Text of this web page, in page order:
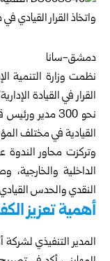
دمشق-سانا
نظمت وزارة التنمية
القرار في القيادة
نحو 300 مدير
القيادية في مختلف
وتركزت محاور الندوة
الداخلية والخارجية،
النقدي والحدس
أهمية تعزيز
المدير التنفيذي لشركة